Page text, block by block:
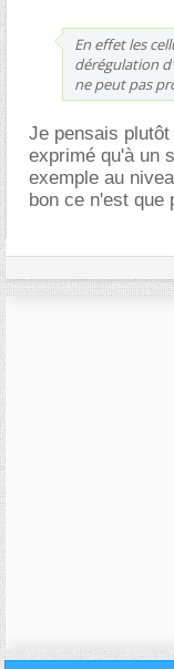
En effet les
dérégulation
ne peut pas
Je pensais
exprimé qu'à un
exemple au
bon ce n'est que